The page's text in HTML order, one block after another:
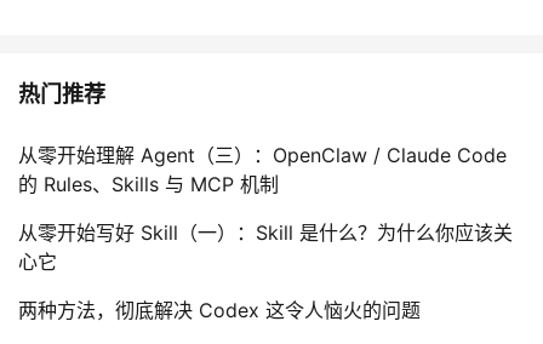
热门推荐
从零开始理解 Agent（三）：OpenClaw / Claude Code
的 Rules、Skills 与 MCP 机制
从零开始写好 Skill（一）：Skill 是什么？为什么你应该关
心它
两种方法，彻底解决 Codex 这令人恼火的问题